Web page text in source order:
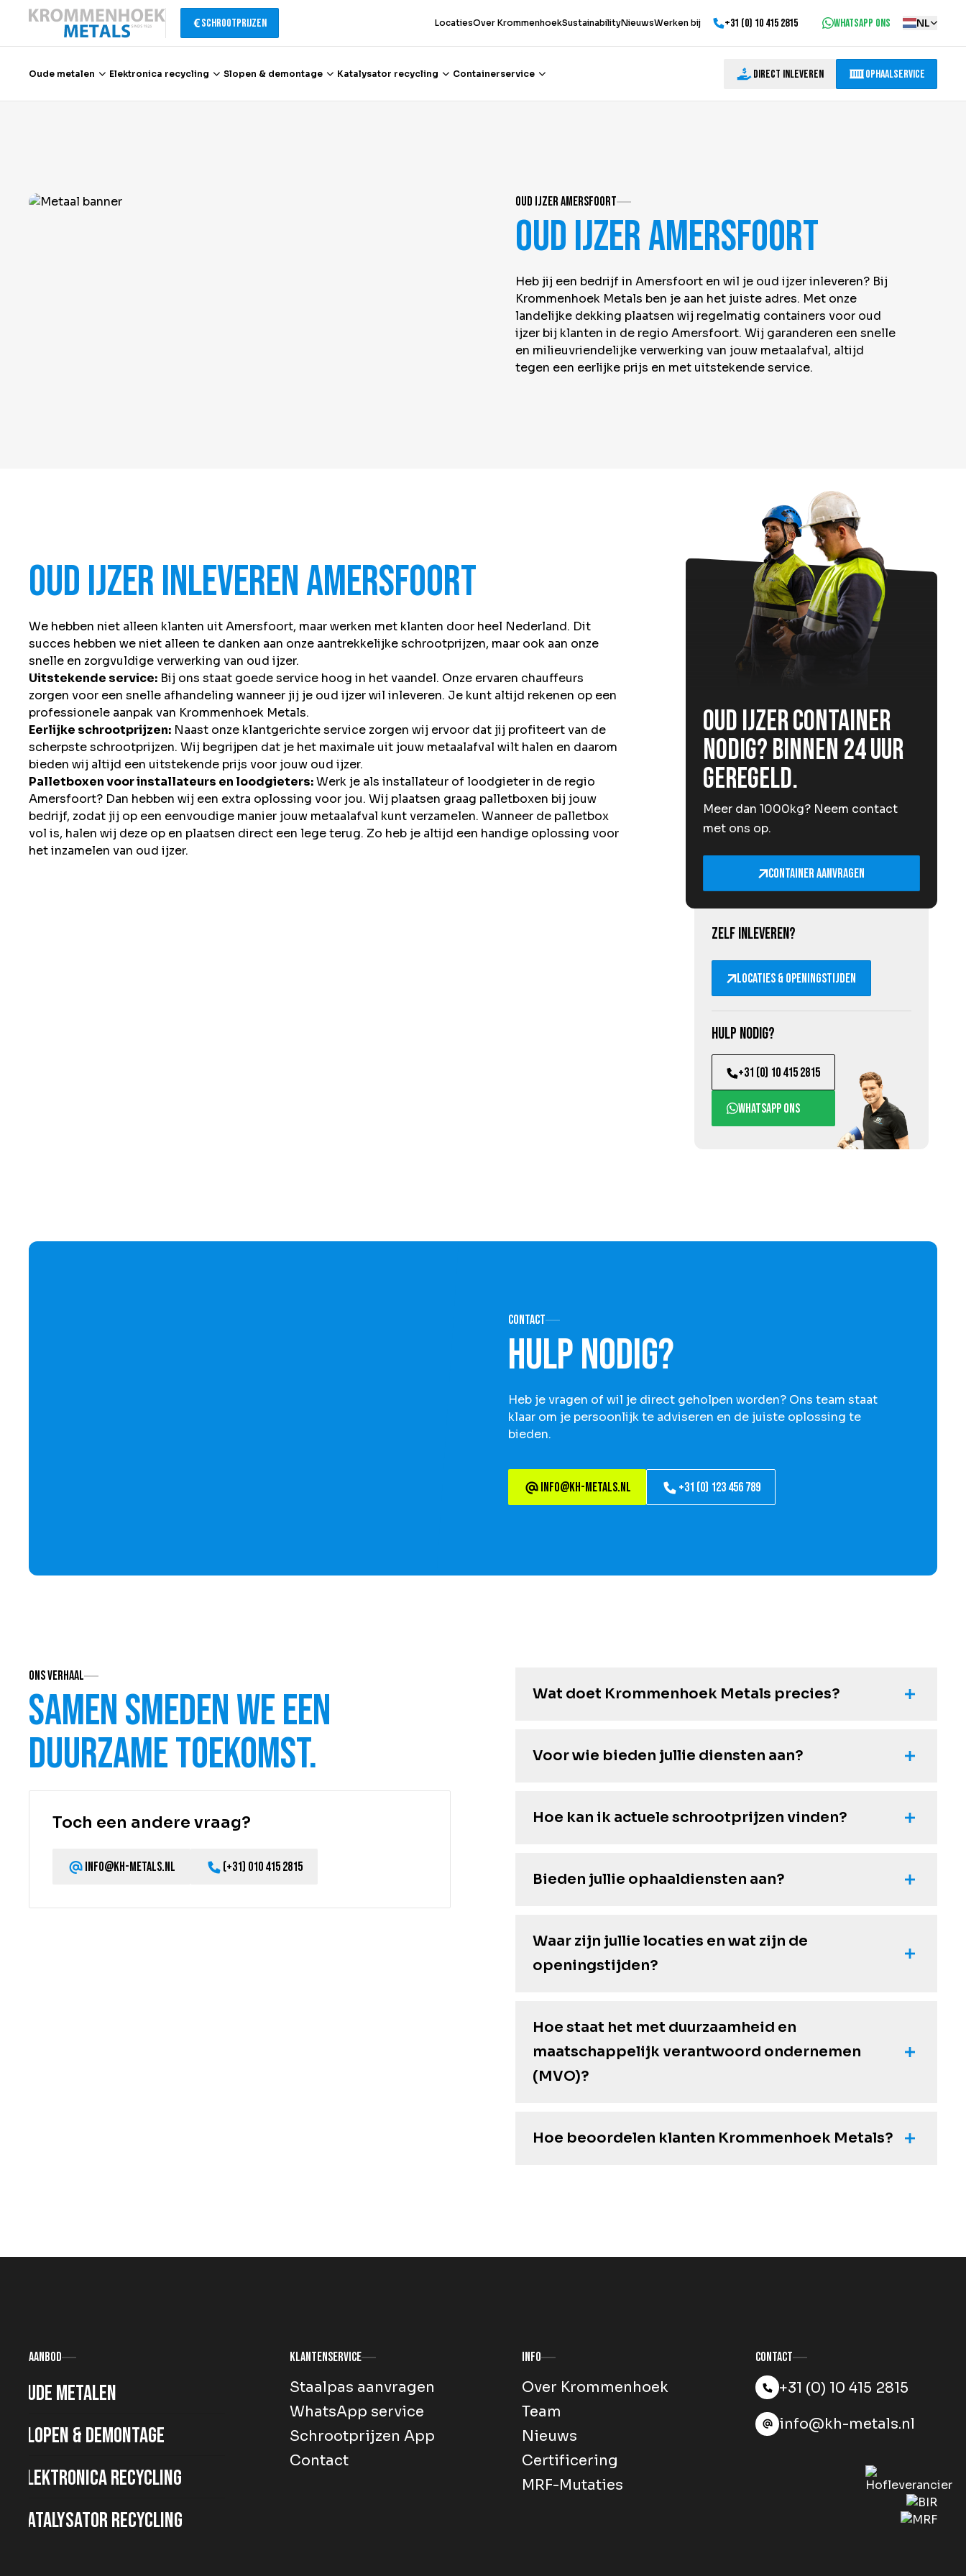
Schrootprijzen LocatiesOver KrommenhoekSustainabilityNieuwsWerken bij +31 (0) 10 415 2815 WhatsApp ons NL
Oude metalen Elektronica recycling Slopen & demontage Katalysator recycling Containerservice Direct inleveren Ophaalservice
Slopen & demontage Oud ijzer Amersfoort
Oud ijzer Amersfoort
Heb jij een bedrijf in Amersfoort en wil je oud ijzer inleveren? Bij
Krommenhoek Metals ben je aan het juiste adres. Met onze
landelijke dekking plaatsen wij regelmatig containers voor oud
ijzer bij klanten in de regio Amersfoort. Wij garanderen een snelle
en milieuvriendelijke verwerking van jouw metaalafval, altijd
tegen een eerlijke prijs en met uitstekende service.
Oud ijzer inleveren Amersfoort
We hebben niet alleen klanten uit Amersfoort, maar werken met klanten door heel Nederland. Dit
succes hebben we niet alleen te danken aan onze aantrekkelijke schrootprijzen, maar ook aan onze
snelle en zorgvuldige verwerking van oud ijzer.
Uitstekende service: Bij ons staat goede service hoog in het vaandel. Onze ervaren chauffeurs
zorgen voor een snelle afhandeling wanneer jij je oud ijzer wil inleveren. Je kunt altijd rekenen op een
professionele aanpak van Krommenhoek Metals.
Eerlijke schrootprijzen: Naast onze klantgerichte service zorgen wij ervoor dat jij profiteert van de
scherpste schrootprijzen. Wij begrijpen dat je het maximale uit jouw metaalafval wilt halen en daarom
bieden wij altijd een uitstekende prijs voor jouw oud ijzer.
Palletboxen voor installateurs en loodgieters:Werk je als installateur of loodgieter in de regio
Amersfoort? Dan hebben wij een extra oplossing voor jou. Wij plaatsen graag palletboxen bij jouw
bedrijf, zodat jij op een eenvoudige manier jouw metaalafval kunt verzamelen. Wanneer de palletbox
vol is, halen wij deze op en plaatsen direct een lege terug. Zo heb je altijd een handige oplossing voor
het inzamelen van oud ijzer.
Oud ijzer container
nodig? Binnen 24 uur
geregeld.
Meer dan 1000kg? Neem contact
met ons op.
Container aanvragen
Zelf inleveren?
Locaties & openingstijden
Hulp nodig?
+31 (0) 10 415 2815
WhatsApp ons
Contact
Hulp nodig?
Heb je vragen of wil je direct geholpen worden? Ons team staat
klaar om je persoonlijk te adviseren en de juiste oplossing te
bieden.
info@kh-metals.nl +31 (0) 123 456 789
Ons verhaal
Samen smeden we een
duurzame toekomst.
Toch een andere vraag?
info@kh-metals.nl (+31) 010 415 2815
Wat doet Krommenhoek Metals precies?
Voor wie bieden jullie diensten aan?
Hoe kan ik actuele schrootprijzen vinden?
Bieden jullie ophaaldiensten aan?
Waar zijn jullie locaties en wat zijn de
openingstijden?
Hoe staat het met duurzaamheid en
maatschappelijk verantwoord ondernemen
(MVO)?
Hoe beoordelen klanten Krommenhoek Metals?
Aanbod
Oude metalen
Slopen & demontage
Elektronica recycling
Katalysator recycling
Klantenservice
Staalpas aanvragen
WhatsApp service
Schrootprijzen App
Contact
Info
Over Krommenhoek
Team
Nieuws
Certificering
MRF-Mutaties
Contact
+31 (0) 10 415 2815
info@kh-metals.nl